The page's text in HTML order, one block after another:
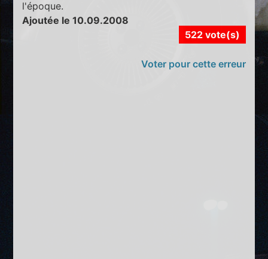
l'époque.
Ajoutée le 10.09.2008
522 vote(s)
Voter pour cette erreur